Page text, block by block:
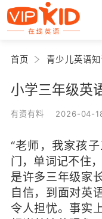
首页 青少儿英语知
小学三年级英
有资有料 2026-04-
“老师，我家孩
门，单词记不住
是许多三年级家
自信，到面对英
令人担忧。事实